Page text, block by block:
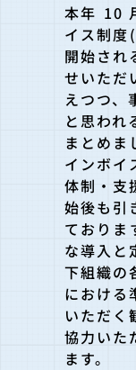
本年 10
イス制度
開始され
せいただ
えつつ、
と思われ
まとめま
インボイ
体制・支
始後も引
ておりま
な導入と
下組織の
における
いただく
協力いた
ます。